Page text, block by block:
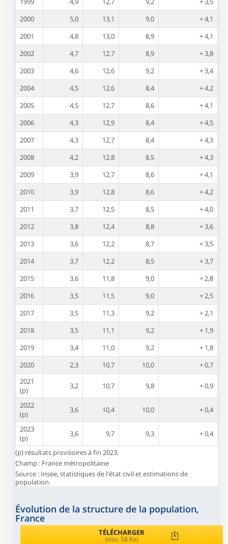
2000
5,0 13,1 9,0
+ 4,1
2001
4,8 13,0 8,9
+ 4,1
2002
4,7 12,7 8,9
+ 3,8
2003
4,6 12,6 9,2
+ 3,4
2004
4,5 12,6 8,4
+ 4,2
2005
4,5 12,7 8,6
+ 4,1
2006
4,3 12,9 8,4
+ 4,5
2007
4,3 12,7 8,4
+ 4,3
2008
4,2 12,8 8,5
+ 4,3
2009
3,9 12,7 8,6
+ 4,1
2010
3,9 12,8 8,6
+ 4,2
2011
3,7 12,5 8,5
+ 4,0
2012
3,8 12,4 8,8
+ 3,6
2013
3,6 12,2 8,7
+ 3,5
2014
3,7 12,2 8,5
+ 3,7
2015
3,6 11,8 9,0
+ 2,8
2016
3,5 11,5 9,0
+ 2,5
2017
3,5 11,3 9,2
+ 2,1
2018
3,5 11,1 9,2
+ 1,9
2019
3,4 11,0 9,2
+ 1,8
2020
2,3 10,7 10,0
+ 0,7
2021
(p)
3,2 10,7 9,8 + 0,9
2022
(p)
3,6 10,4 10,0 + 0,4
2023
(p)
3,6 9,7 9,3 + 0,4
(p) résultats provisoires à fin 2023.
Champ : France métropolitaine
Source : Insee, statistiques de l'état civil et estimations de
population.
Évolution de la structure de la population,
France
TÉLÉCHARGER
(xlsx, 58 Ko)